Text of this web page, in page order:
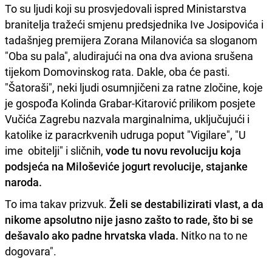
To su ljudi koji su prosvjedovali ispred Ministarstva
branitelja tražeći smjenu predsjednika Ive Josipovića i
tadašnjeg premijera Zorana Milanovića sa sloganom
"Oba su pala", aludirajući na ona dva aviona srušena
tijekom Domovinskog rata. Dakle, oba će pasti.
"Šatoraši", neki ljudi osumnjičeni za ratne zločine, koje
je gospođa Kolinda Grabar-Kitarović prilikom posjete
Vučića Zagrebu nazvala marginalnima, uključujući i
katolike iz paracrkvenih udruga poput "Vigilare", "U
ime obitelji" i sličnih, vode tu novu revoluciju koja
podsjeća na Miloševiće jogurt revolucije, stajanke
naroda.
To ima takav prizvuk. Želi se destabilizirati vlast, a da
nikome apsolutno nije jasno zašto to rade, što bi se
dešavalo ako padne hrvatska vlada. Nitko na to ne
dogovara".